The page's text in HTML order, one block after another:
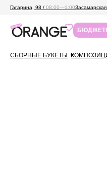
Гагарина, 98 / 08:00—1:00
СБОРНЫЕ БУКЕТЫ